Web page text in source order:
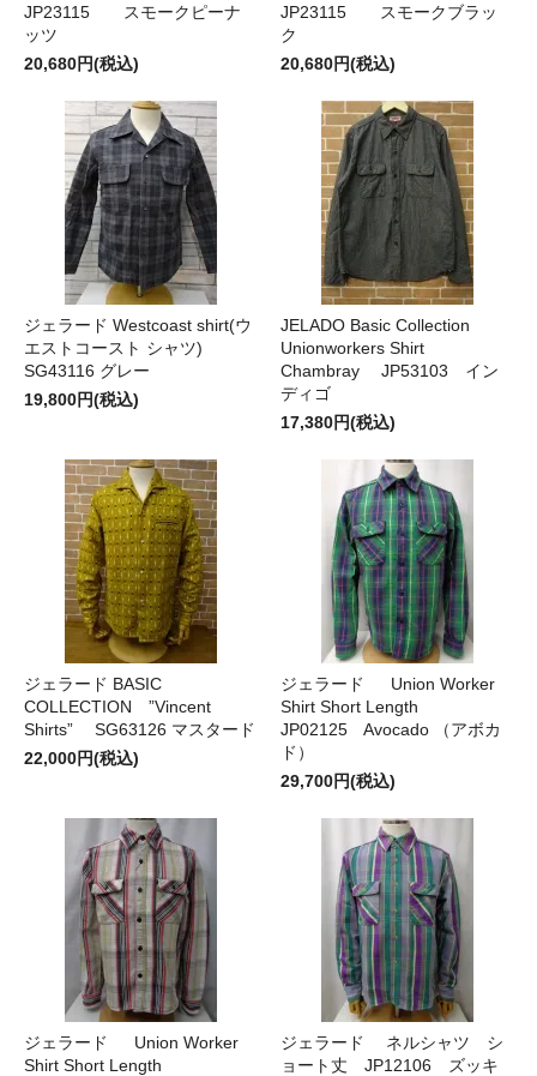
JP23115 スモークピーナ
ッツ
20,680円(税込)
JP23115 スモークブラッ
ク
20,680円(税込)
ジェラード Westcoast shirt(ウ
エストコースト シャツ)
SG43116 グレー
19,800円(税込)
JELADO Basic Collection
Unionworkers Shirt
Chambray JP53103 イン
ディゴ
17,380円(税込)
ジェラード BASIC
COLLECTION ”Vincent
Shirts” SG63126 マスタード
22,000円(税込)
ジェラード Union Worker
Shirt Short Length
JP02125 Avocado （アボカ
ド）
29,700円(税込)
ジェラード Union Worker
Shirt Short Length
ジェラード ネルシャツ シ
ョート丈 JP12106 ズッキ